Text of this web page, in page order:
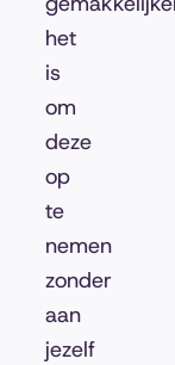
het
is
om
deze
op
te
nemen
zonder
aan
jezelf